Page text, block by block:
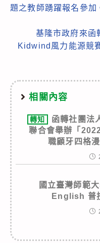
題之教師踴躍報名參加
基隆市政府來函
Kidwind風力能源競
相關內容
轉知
函轉社團法
聯合會舉辦「
職顧牙四格
國立臺灣師範
English 普